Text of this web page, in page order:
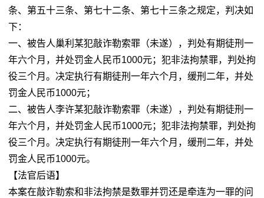
条、第五十三条、第七十二条、第七十三条之规定，判决如
下：
一、被告人巢利某犯敲诈勒索罪（未遂），判处有期徒刑一
年六个月，并处罚金人民币1000元；犯非法拘禁罪，判处拘
役三个月。决定执行有期徒刑一年六个月，缓刑二年，并处
罚金人民币1000元；
二、被告人李许某犯敲诈勒索罪（未遂），判处有期徒刑一
年六个月，并处罚金人民币1000元；犯非法拘禁罪，判处拘
役三个月。决定执行有期徒刑一年六个月，缓刑二年，并处
罚金人民币1000元。
【法官后语】
本案在敲诈勒索和非法拘禁是数罪并罚还是牵连为一罪的问